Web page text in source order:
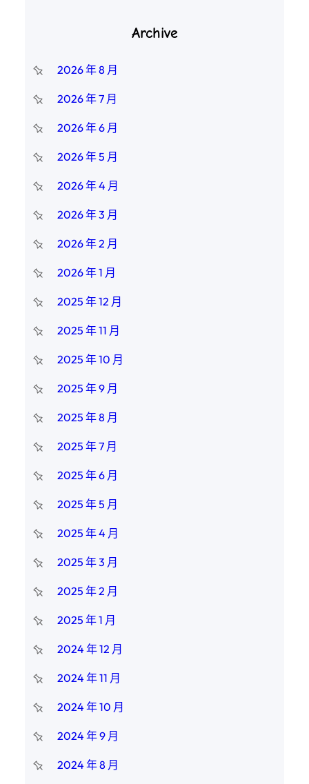
Archive
2026 年 8 月
2026 年 7 月
2026 年 6 月
2026 年 5 月
2026 年 4 月
2026 年 3 月
2026 年 2 月
2026 年 1 月
2025 年 12 月
2025 年 11 月
2025 年 10 月
2025 年 9 月
2025 年 8 月
2025 年 7 月
2025 年 6 月
2025 年 5 月
2025 年 4 月
2025 年 3 月
2025 年 2 月
2025 年 1 月
2024 年 12 月
2024 年 11 月
2024 年 10 月
2024 年 9 月
2024 年 8 月